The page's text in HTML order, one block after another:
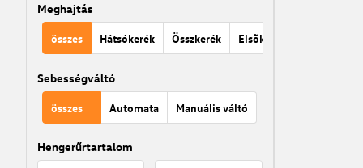
Meghajtás
összes Hátsókerék Összkerék Elsõkerék
Sebességváltó
összes Automata Manuális váltó
Hengerűrtartalom